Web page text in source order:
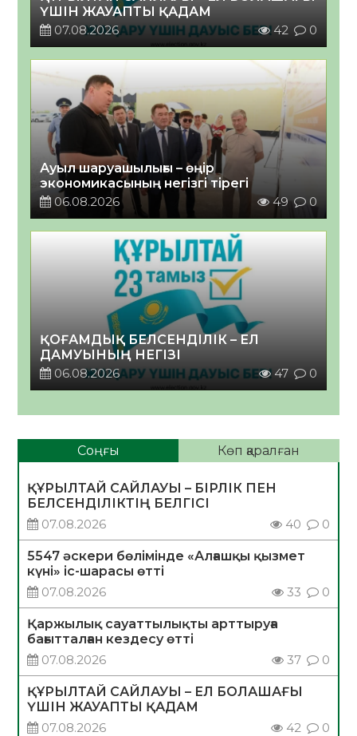
ҮШІН ЖАУАПТЫ ҚАДАМ
07.08.2026
42 0
Ауыл шаруашылығы – өңір
экономикасының негізгі тірегі
06.08.2026
49 0
ҚОҒАМДЫҚ БЕЛСЕНДІЛІК – ЕЛ
ДАМУЫНЫҢ НЕГІЗІ
06.08.2026
47 0
Соңғы Көп қаралған
ҚҰРЫЛТАЙ САЙЛАУЫ – БІРЛІК ПЕН
БЕЛСЕНДІЛІКТІҢ БЕЛГІСІ
07.08.2026
40 0
5547 әскери бөлімінде «Алғашқы қызмет
күні» іс-шарасы өтті
07.08.2026
33 0
Қаржылық сауаттылықты арттыруға
бағытталған кездесу өтті
07.08.2026
37 0
ҚҰРЫЛТАЙ САЙЛАУЫ – ЕЛ БОЛАШАҒЫ
ҮШІН ЖАУАПТЫ ҚАДАМ
07.08.2026
42 0